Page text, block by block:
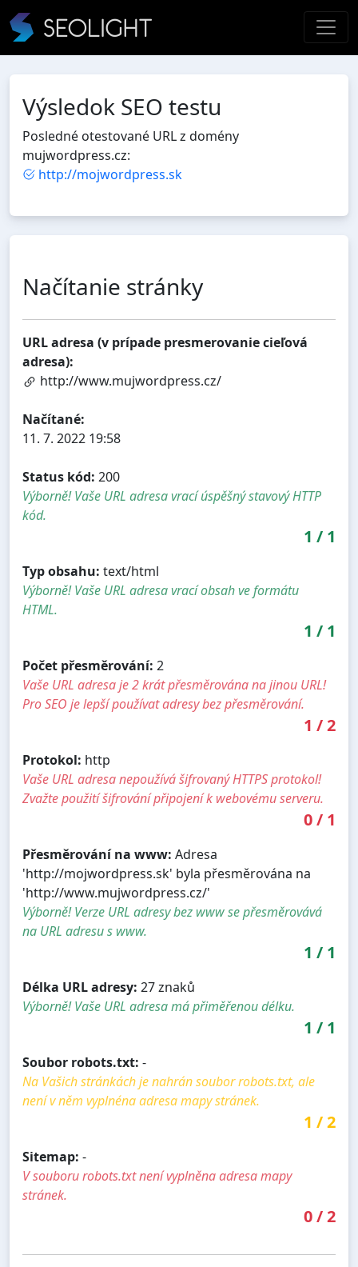
Výsledok SEO testu
Posledné otestované URL z domény
mujwordpress.cz:
http://mojwordpress.sk
Načítanie stránky
URL adresa (v prípade presmerovanie cieľová
adresa):
http://www.mujwordpress.cz/
Načítané:
11. 7. 2022 19:58
Status kód: 200
Výborně! Vaše URL adresa vrací úspěšný stavový HTTP
kód.
1 / 1
Typ obsahu: text/html
Výborně! Vaše URL adresa vrací obsah ve formátu
HTML.
1 / 1
Počet přesměrování: 2
Vaše URL adresa je 2 krát přesměrována na jinou URL!
Pro SEO je lepší používat adresy bez přesměrování.
1 /2
Protokol: http
Vaše URL adresa nepoužívá šifrovaný HTTPS protokol!
Zvažte použití šifrování připojení k webovému serveru.
0/ 1
Přesměrování na www: Adresa
'http://mojwordpress.sk' byla přesměrována na
'http://www.mujwordpress.cz/'
Výborně! Verze URL adresy bez www se přesměrovává
na URL adresu s www.
1 / 1
Délka URL adresy: 27 znaků
Výborně! Vaše URL adresa má přiměřenou délku.
1 / 1
Soubor robots.txt: -
Na Vašich stránkách je nahrán soubor robots.txt, ale
není v něm vyplnéna adresa mapy stránek.
1 /2
Sitemap: -
V souboru robots.txt není vyplněna adresa mapy
stránek.
0/2